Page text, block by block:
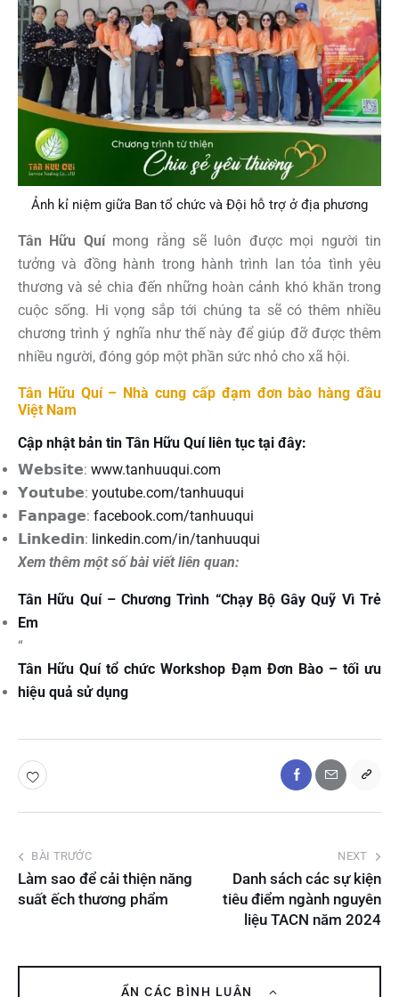
Ảnh kỉ niệm giữa Ban tổ chức và Đội hỗ trợ ở địa phương
Tân Hữu Químong rằng sẽ luôn được mọi người tin
tưởng và đồng hành trong hành trình lan tỏa tình yêu
thương và sẻ chia đến những hoàn cảnh khó khăn trong
cuộc sống. Hi vọng sắp tới chúng ta sẽ có thêm nhiều
chương trình ý nghĩa như thế này để giúp đỡ được thêm
nhiều người, đóng góp một phần sức nhỏ cho xã hội.
Tân Hữu Quí – Nhà cung cấp đạm đơn bào hàng đầu
Việt Nam
Cập nhật bản tin Tân Hữu Quí liên tục tại đây:
𝗪𝗲𝗯𝘀𝗶𝘁𝗲: www.tanhuuqui.com
𝗬𝗼𝘂𝘁𝘂𝗯𝗲: youtube.com/tanhuuqui
𝗙𝗮𝗻𝗽𝗮𝗴𝗲: facebook.com/tanhuuqui
𝗟𝗶𝗻𝗸𝗲𝗱𝗶𝗻: linkedin.com/in/tanhuuqui
Xem thêm một số bài viết liên quan:
Tân Hữu Quí – Chương Trình “Chạy Bộ Gây Quỹ Vì Trẻ
Em
“
Tân Hữu Quí tổ chức Workshop Đạm Đơn Bào – tối ưu
hiệu quả sử dụng
BÀI TRƯỚC
Làm sao để cải thiện năng
suất ếch thương phẩm
NEXT
Danh sách các sự kiện
tiêu điểm ngành nguyên
liệu TACN năm 2024
ẨN CÁC BÌNH LUẬN